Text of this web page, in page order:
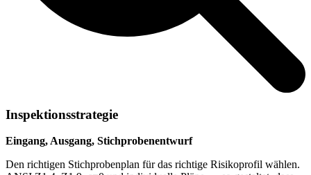
Inspektionsstrategie
Eingang, Ausgang, Stichprobenentwurf
Den richtigen Stichprobenplan für das richtige Risikoprofil wählen.